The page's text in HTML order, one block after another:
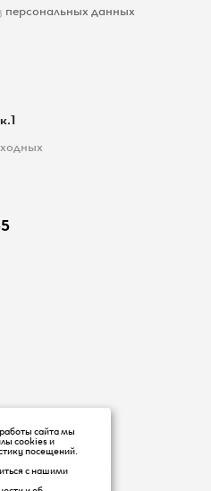
персональных данных
сайта мы
cookies и
посещений.
с нашими